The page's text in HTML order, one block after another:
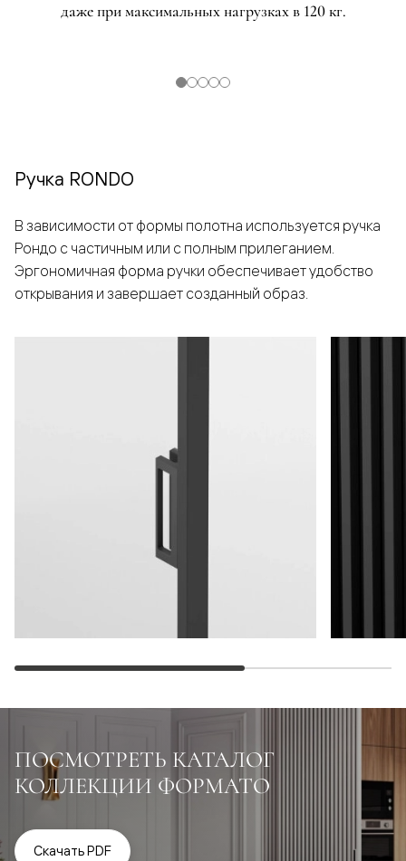
даже при максимальных нагрузках в 120 кг.
Ручка RONDO
В зависимости от формы полотна используется ручка
Рондо с частичным или с полным прилеганием.
Эргономичная форма ручки обеспечивает удобство
открывания и завершает созданный образ.
ПОСМОТРЕТЬ КАТАЛОГ
КОЛЛЕКЦИИ ФОРМАТО
Скачать PDF